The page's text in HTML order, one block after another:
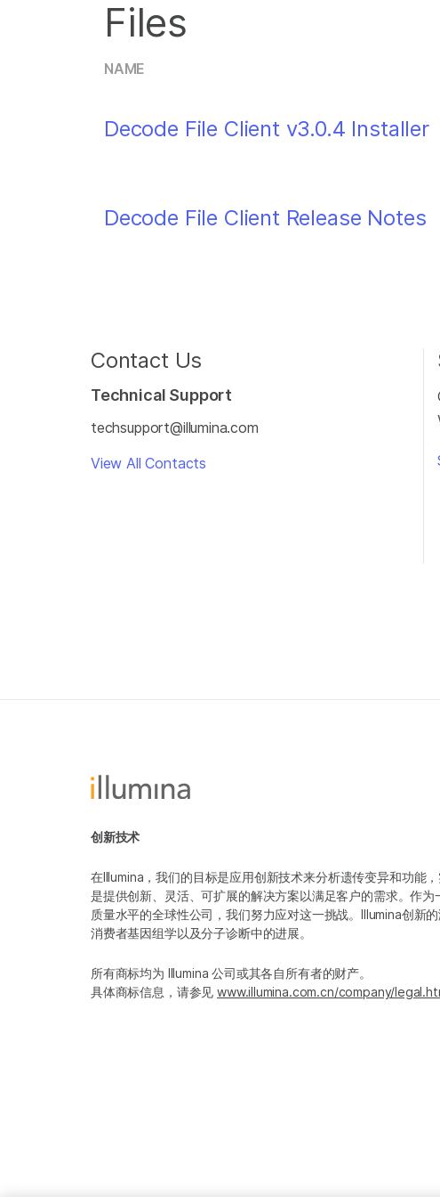
Files
NAME
Decode File Client v3.0.4 Installer
Decode File Client Release Notes
Contact Us
Technical Support
techsupport@illumina.com
View All Contacts
创新技术
在Illumina，我们的目标是应用创新技术来分析遗传变异和功能
是提供创新、灵活、可扩展的解决方案以满足客户的需求。作
质量水平的全球性公司，我们努力应对这一挑战。Illumina创新
消费者基因组学以及分子诊断中的进展。
所有商标均为 Illumina 公司或其各自所有者的财产。
具体商标信息，请参见www.illumina.com.cn/company/